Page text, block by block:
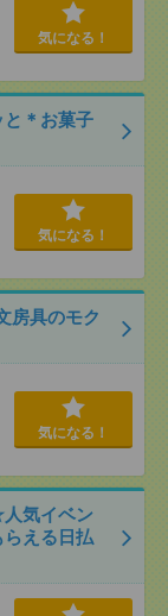
気になる！
と＊お菓子
気になる！
房具のモク
気になる！
気イベン
らえる日払